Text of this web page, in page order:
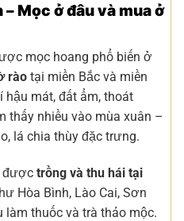
Mọc ở đâu và mua ở
mọc hoang phổ biến ở
rào tại miền Bắc và miền
hậu mát, đất ẩm, thoát
nhiều vào mùa xuân –
lá chia thùy đặc trưng.
được trồng và thu hái tại
Hòa Bình, Lào Cai, Sơn
làm thuốc và trà thảo mộc.